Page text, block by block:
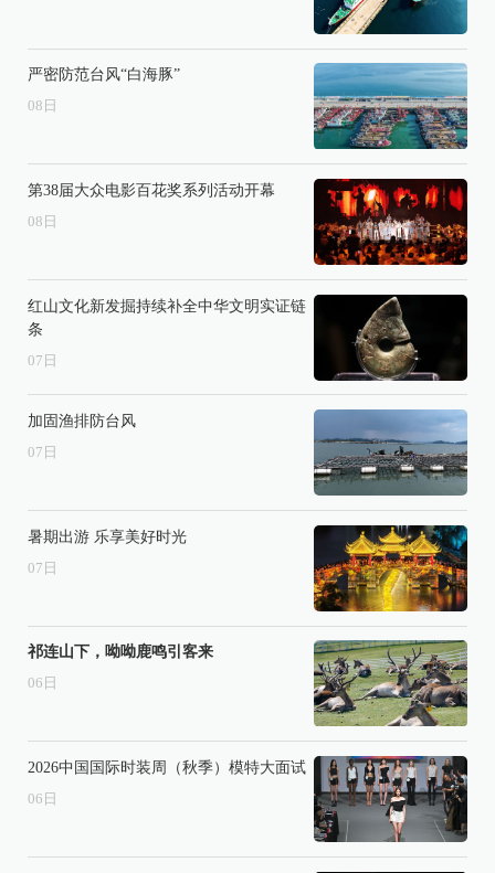
严密防范台风“白海豚”
08 日
第38届大众电影百花奖系列活动开幕
08 日
红山文化新发掘持续补全中华文明实证链
条
07 日
加固渔排防台风
07 日
暑期出游 乐享美好时光
07 日
祁连山下，呦呦鹿鸣引客来
06 日
2026中国国际时装周（秋季）模特大面试
06 日